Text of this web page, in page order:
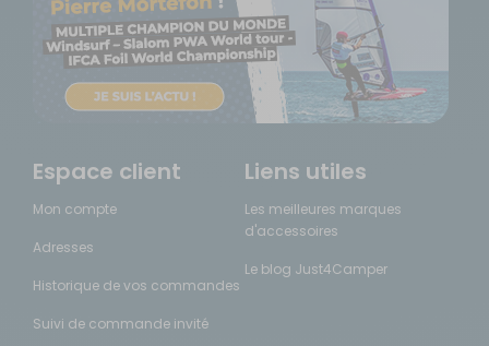
Espace client
Mon compte
Adresses
Historique de vos commandes
Suivi de commande invité
Liens utiles
Les meilleures marques
d'accessoires
Le blog Just4Camper